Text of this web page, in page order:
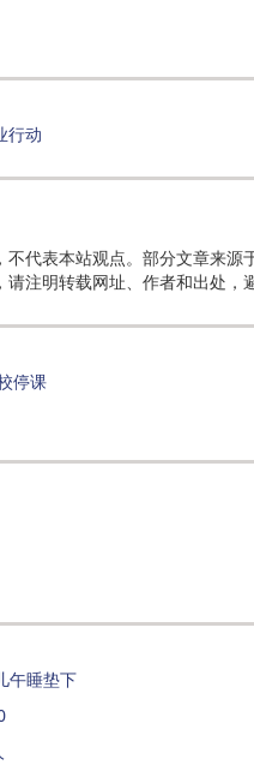
行动
不代表本站观点。部分文章来
注明转载网址、作者和出处，
停课
午睡垫下